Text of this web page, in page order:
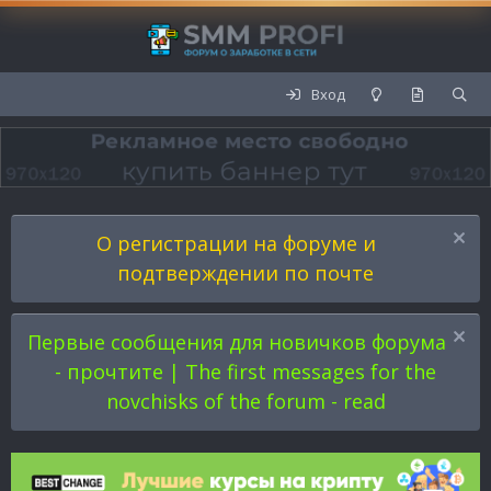
Вход
О регистрации на форуме и
подтверждении по почте
Первые сообщения для новичков форума
- прочтите | The first messages for the
novchisks of the forum - read